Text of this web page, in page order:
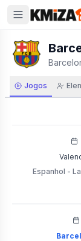
Jogos
Espanhol -